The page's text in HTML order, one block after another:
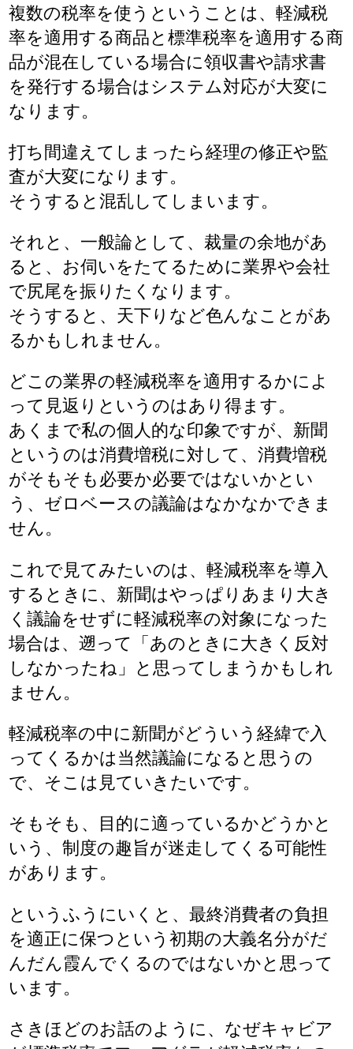
複数の税率を使うということは、軽減税
率を適用する商品と標準税率を適用する商
品が混在している場合に領収書や請求書
を発行する場合はシステム対応が大変に
なります。
打ち間違えてしまったら経理の修正や監
査が大変になります。
そうすると混乱してしまいます。
それと、一般論として、裁量の余地があ
ると、お伺いをたてるために業界や会社
で尻尾を振りたくなります。
そうすると、天下りなど色んなことがあ
るかもしれません。
どこの業界の軽減税率を適用するかによ
って見返りというのはあり得ます。
あくまで私の個人的な印象ですが、新聞
というのは消費増税に対して、消費増税
がそもそも必要か必要ではないかとい
う、ゼロベースの議論はなかなかできま
せん。
これで見てみたいのは、軽減税率を導入
するときに、新聞はやっぱりあまり大き
く議論をせずに軽減税率の対象になった
場合は、遡って「あのときに大きく反対
しなかったね」と思ってしまうかもしれ
ません。
軽減税率の中に新聞がどういう経緯で入
ってくるかは当然議論になると思うの
で、そこは見ていきたいです。
そもそも、目的に適っているかどうかと
いう、制度の趣旨が迷走してくる可能性
があります。
というふうにいくと、最終消費者の負担
を適正に保つという初期の大義名分がだ
んだん霞んでくるのではないかと思って
います。
さきほどのお話のように、なぜキャビア